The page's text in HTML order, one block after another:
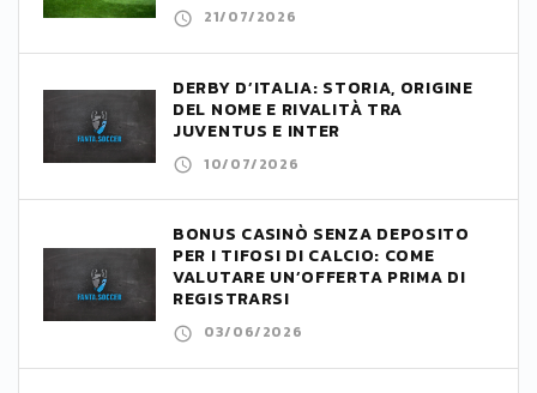
21/07/2026
DERBY D’ITALIA: STORIA, ORIGINE
DEL NOME E RIVALITÀ TRA
JUVENTUS E INTER
10/07/2026
BONUS CASINÒ SENZA DEPOSITO
PER I TIFOSI DI CALCIO: COME
VALUTARE UN’OFFERTA PRIMA DI
REGISTRARSI
03/06/2026